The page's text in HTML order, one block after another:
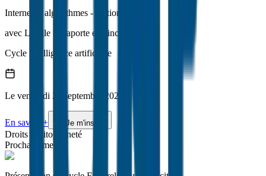
Internet et algorithmes - édition 1
avec Lucille Delaporte et Vincent Mary
Cycle
Intelligence artificielle
Le vendredi 25 septembre 2026
En savoir + Je m'inscris
Droits et citoyenneté
Prochainement